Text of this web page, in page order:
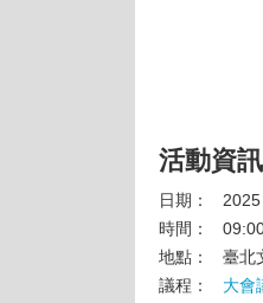
活動資訊
日期： 2025
時間：
地點： 臺北
議程： 大會